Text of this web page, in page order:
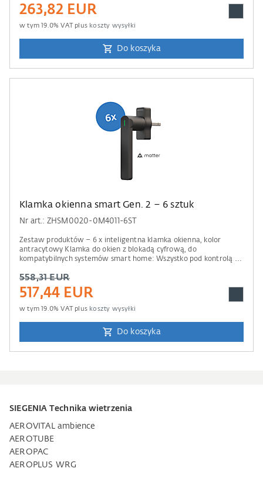
Apple Home, Amazon Alexa, Google Home lub Samsung
SmartThings. Prosimy również zwrócić uwagę na informacje
263,82 EUR
w tym19.0% VAT plus koszty wysyłki
Do koszyka
Klamka okienna smart Gen. 2 – 6 sztuk
Nr art.: ZHSM0020-0M4011-6ST
Zestaw produktów – 6 x inteligentna klamka okienna, kolor
antracytowy Klamka do okien z blokadą cyfrową, do
kompatybilnych systemów smart home: Wszystko pod kontrolą –
kompatybilności Do obsługi wymagana jest centrala sterująca
Apple Home, Amazon Alexa, Google Home lub Samsung
SmartThings. Prosimy również zwrócić uwagę na informacje
558,31 EUR
517,44 EUR
w tym19.0% VAT plus koszty wysyłki
Do koszyka
SIEGENIA Technika wietrzenia
AEROVITAL ambience
AEROTUBE
AEROPAC
AEROPLUS WRG